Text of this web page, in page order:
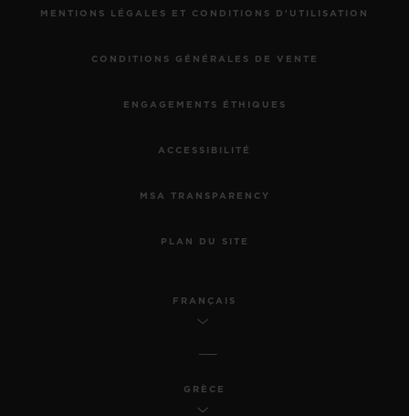
MENTIONS LÉGALES ET CONDITIONS D'UTILISATION
CONDITIONS GÉNÉRALES DE VENTE
ENGAGEMENTS ÉTHIQUES
ACCESSIBILITÉ
MSA TRANSPARENCY
PLAN DU SITE
FRANÇAIS
GRÈCE